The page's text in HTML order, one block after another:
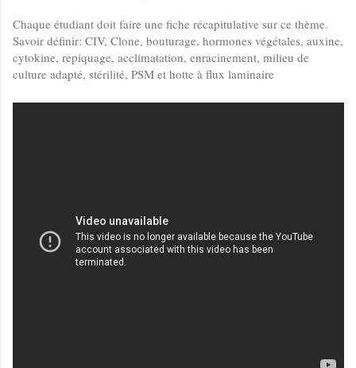
Chaque étudiant doit faire une fiche récapitulative sur ce thème.
Savoir définir: CIV, Clone, bouturage, hormones végétales, auxine,
cytokine, repiquage, acclimatation, enracinement, milieu de
culture adapté, stérilité, PSM et hotte à flux laminaire